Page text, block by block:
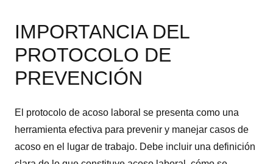
IMPORTANCIA DEL
PROTOCOLO DE
PREVENCIÓN
El protocolo de acoso laboral se presenta como una
herramienta efectiva para prevenir y manejar casos de
acoso en el lugar de trabajo. Debe incluir una definición